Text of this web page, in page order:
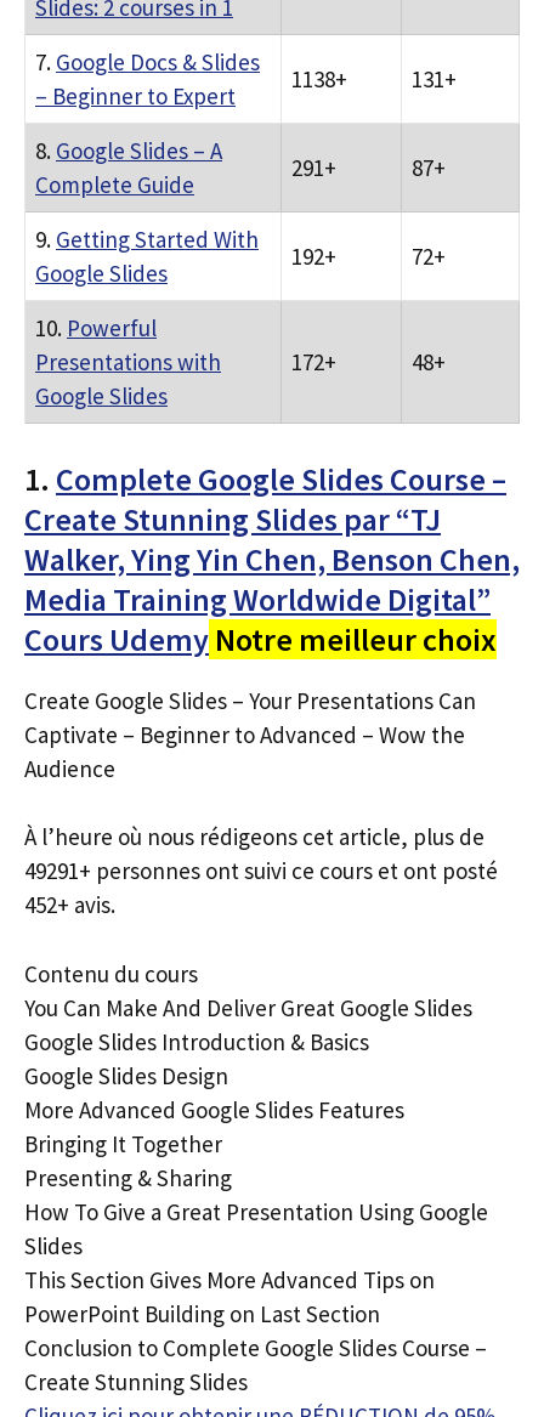
Slides: 2 courses in 1
7. Google Docs & Slides
– Beginner to Expert
1138+ 131+
8. Google Slides – A
Complete Guide
291+ 87+
9. Getting Started With
Google Slides
192+ 72+
10. Powerful
Presentations with
Google Slides
172+ 48+
1. Complete Google Slides Course –
Create Stunning Slides par “TJ
Walker, Ying Yin Chen, Benson Chen,
Media Training Worldwide Digital”
Cours Udemy Notre meilleur choix
Create Google Slides – Your Presentations Can
Captivate – Beginner to Advanced – Wow the
Audience
À l’heure où nous rédigeons cet article, plus de
49291+ personnes ont suivi ce cours et ont posté
452+ avis.
Contenu du cours
You Can Make And Deliver Great Google Slides
Google Slides Introduction & Basics
Google Slides Design
More Advanced Google Slides Features
Bringing It Together
Presenting & Sharing
How To Give a Great Presentation Using Google
Slides
This Section Gives More Advanced Tips on
PowerPoint Building on Last Section
Conclusion to Complete Google Slides Course –
Create Stunning Slides